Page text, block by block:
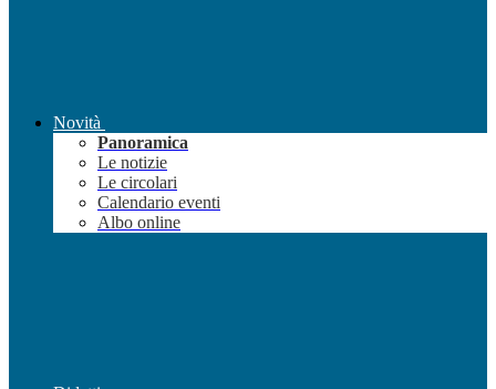
Novità
Panoramica
Le notizie
Le circolari
Calendario eventi
Albo online